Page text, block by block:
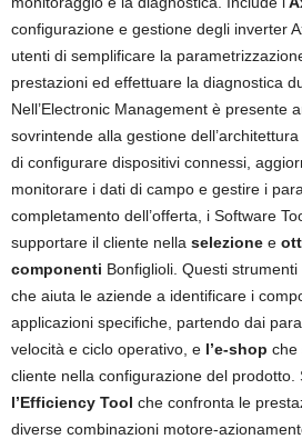
configurazione e gestione degli inverter
utenti di semplificare la
prestazioni ed effettuare la diagnostica
Nell’Electronic Management è presente
sovrintende alla gestione
di configurare dispositivi connessi,
monitorare i dati di campo e gestire i
completamento dell’offerta, i Software
supportare il cliente nella selezione e
componenti Bonfiglioli. Questi
che aiuta le aziende a identificare i
applicazioni specifiche, partendo dai
velocità e ciclo operativo, e l’e-shop che
cliente nella configurazione del
l’Efficiency Tool che confronta le
diverse combinazioni motore-